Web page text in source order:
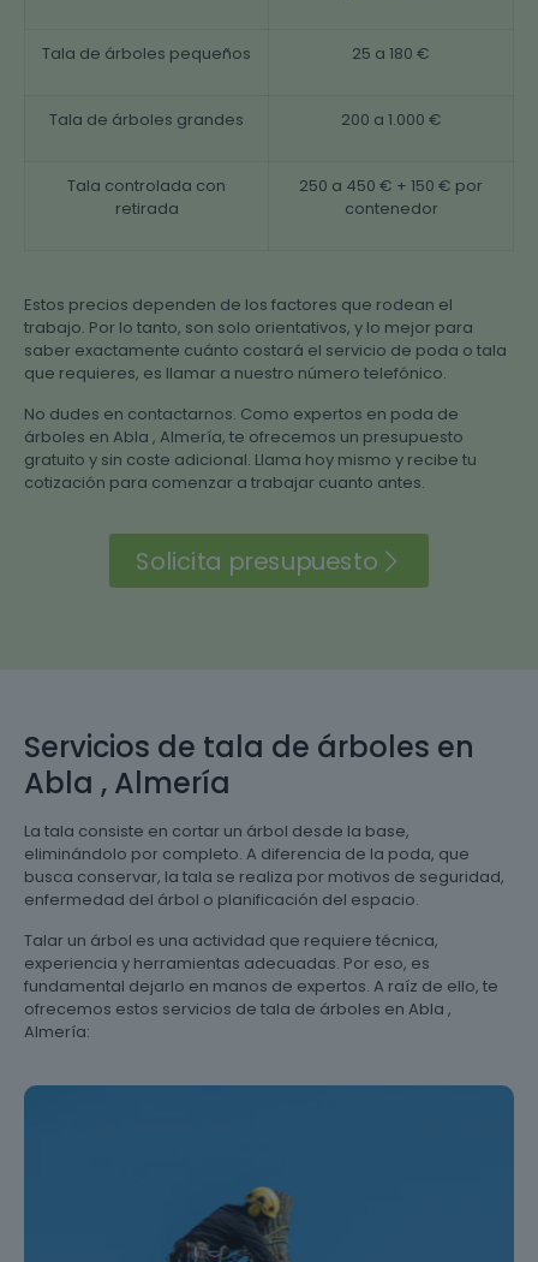
Tala de árboles pequeños 25 a 180 €
Tala de árboles grandes 200 a 1.000 €
Tala controlada con
retirada
250 a 450 € + 150 € por
contenedor
Estos precios dependen de los factores que rodean el
trabajo. Por lo tanto, son solo orientativos, y lo mejor para
saber exactamente cuánto costará el servicio de poda o tala
que requieres, es llamar a nuestro número telefónico.
No dudes en contactarnos. Como expertos en poda de
árboles en Abla , Almería, te ofrecemos un presupuesto
gratuito y sin coste adicional. Llama hoy mismo y recibe tu
cotización para comenzar a trabajar cuanto antes.
Solicita presupuesto
Servicios de tala de árboles en
Abla , Almería
La tala consiste en cortar un árbol desde la base,
eliminándolo por completo. A diferencia de la poda, que
busca conservar, la tala se realiza por motivos de seguridad,
enfermedad del árbol o planificación del espacio.
Talar un árbol es una actividad que requiere técnica,
experiencia y herramientas adecuadas. Por eso, es
fundamental dejarlo en manos de expertos. A raíz de ello, te
ofrecemos estos servicios de tala de árboles en Abla ,
Almería: